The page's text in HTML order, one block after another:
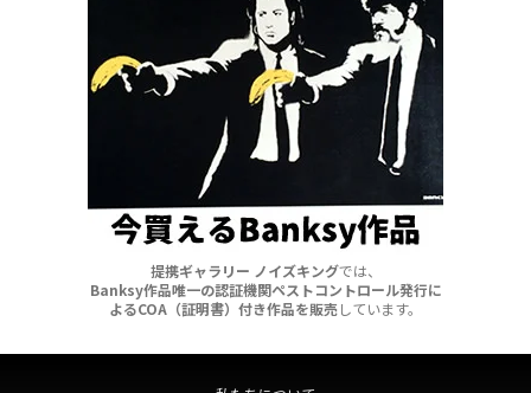
提携ギャラリー ノイズキングでは、
Banksy作品唯一の認証機関ペストコントロール発行に
よるCOA（証明書）付き作品を販売 しています。